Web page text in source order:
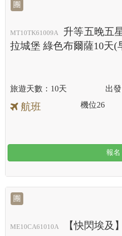
團
MT10TK61009A
升等五晚五
拉城堡 綠色布爾薩10天(
10天
航班 機位26
報名
團
ME10CA61010A 【快閃埃及